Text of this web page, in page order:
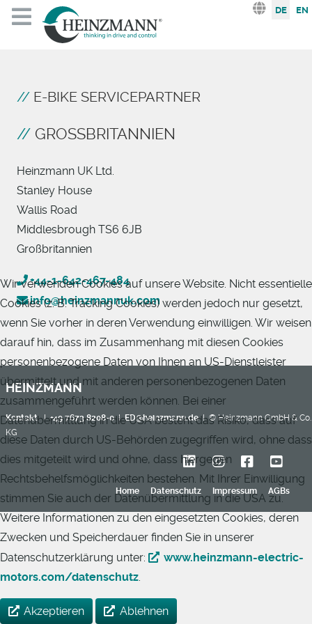
Sprache
DE EN
E-BIKE SERVICEPARTNER
GROSSBRITANNIEN
Heinzmann UK Ltd.
Stanley House
Wallis Road
Middlesbrough TS6 6JB
Großbritannien
+44-1-642-467-484
info@heinzmannuk.com
HEINZMANN
Kontakt I+49 7673 8208-0IED@heinzmann.deI © Heinzmann GmbH & Co.
KG
Home Datenschutz Impressum AGBs
Wir verwenden Cookies auf unsere Website. Nicht essentielle
Cookies (z. B. Tracking Cookies) werden jedoch nur gesetzt,
wenn Sie vorher in deren Verwendung einwilligen. Wir weisen
darauf hin, dass im Zusammenhang mit diesen Cookies
personenbezogene Daten von Ihnen an US-Dienstleister
übermittelt und mit anderen personenbezogenen Daten
zusammengeführt werden können. Bei einer
Datenübermittlung in die USA besteht das Risiko, dass auf
diese Daten durch US-Behörden zugegriffen wird, ohne dass
dies mitgeteilt wird und ohne, dass hiergegen
Rechtsbehelfsmöglichkeiten bestehen. Mit Ihrer Einwilligung
stimmen Sie auch der Datenübermittlung in die USA zu.
Weitere Informationen zu den eingesetzten Cookies, deren
Zwecken und Speicherdauer finden Sie in unserer
Datenschutzerklärung unter:
www.heinzmann-electric-
motors.com/datenschutz.
Akzeptieren Ablehnen